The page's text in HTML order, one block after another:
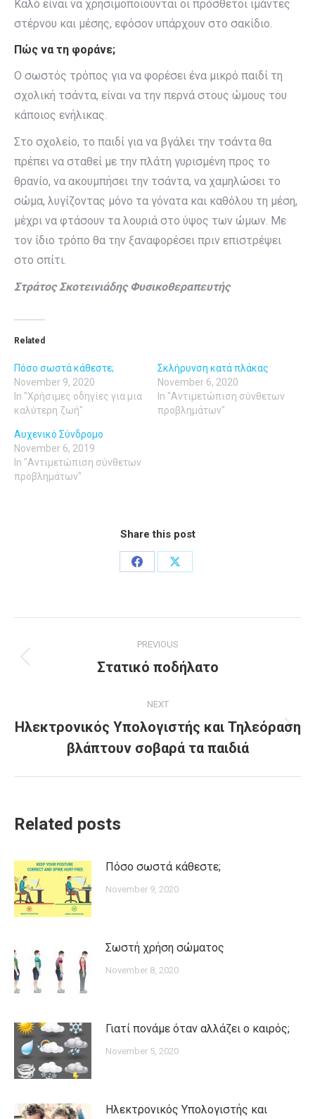
Καλό είναι να χρησιμοποιούνται οι πρόσθετοι ιμάντες
στέρνου και μέσης, εφόσον υπάρχουν στο σακίδιο.
Πώς να τη φοράνε;
Ο σωστός τρόπος για να φορέσει ένα μικρό παιδί τη
σχολική τσάντα, είναι να την περνά στους ώμους του
κάποιος ενήλικας.
Στο σχολείο, το παιδί για να βγάλει την τσάντα θα
πρέπει να σταθεί με την πλάτη γυρισμένη προς το
θρανίο, να ακουμπήσει την τσάντα, να χαμηλώσει το
σώμα, λυγίζοντας μόνο τα γόνατα και καθόλου τη μέση,
μέχρι να φτάσουν τα λουριά στο ύψος των ώμων. Με
τον ίδιο τρόπο θα την ξαναφορέσει πριν επιστρέψει
στο σπίτι.
Στράτος Σκοτεινιάδης Φυσικοθεραπευτής
Related
Πόσο σωστά κάθεστε;
November 9, 2020
In "Χρήσιμες οδηγίες για μια
καλύτερη ζωή"
Σκλήρυνση κατά πλάκας
November 6, 2020
In "Αντιμετώπιση σύνθετων
προβλημάτων"
Αυχενικό Σύνδρομο
November 6, 2019
In "Αντιμετώπιση σύνθετων
προβλημάτων"
Share this post
Share
Share
navigation
PREVIOUS
Previous
Στατικό ποδήλατο
NEXT
Next
post:
Ηλεκτρονικός Υπολογιστής και Τηλεόραση
βλάπτουν σοβαρά τα παιδιά
Related posts
Πόσο σωστά κάθεστε;
November 9, 2020
Σωστή χρήση σώματος
November 8, 2020
Γιατί πονάμε όταν αλλάζει ο καιρός;
November 5, 2020
Ηλεκτρονικός Υπολογιστής και